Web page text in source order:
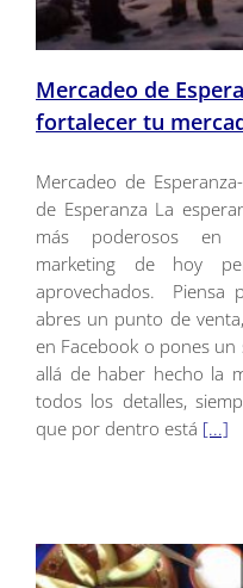
Mercadeo de
fortalecer tu
Mercadeo de
de Esperanza La
más poderosos en
marketing de hoy
aprovechados. Piensa
abres un punto de
en Facebook o pones
allá de haber hecho la
todos los detalles,
que por dentro está [...]